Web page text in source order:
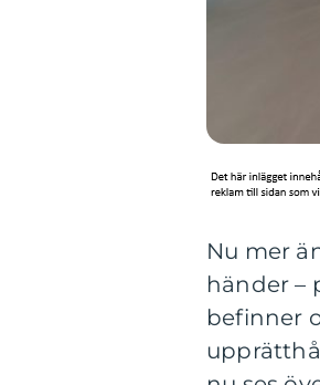
Nu mer
händer –
befinner